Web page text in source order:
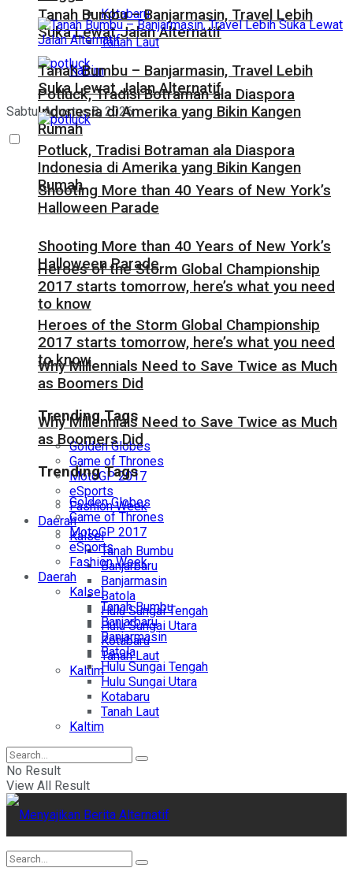
Kotabaru
Tanah Laut
Kaltim
Sabtu, Agustus 8, 2026
Tanah Bumbu – Banjarmasin, Travel Lebih
Suka Lewat Jalan Alternatif
Potluck, Tradisi Botraman ala Diaspora
Indonesia di Amerika yang Bikin Kangen
Rumah
Shooting More than 40 Years of New York’s
Halloween Parade
Heroes of the Storm Global Championship
2017 starts tomorrow, here’s what you need
to know
Why Millennials Need to Save Twice as Much
as Boomers Did
Trending Tags
Golden Globes
Game of Thrones
MotoGP 2017
eSports
Fashion Week
Daerah
Kalsel
Tanah Bumbu
Banjarbaru
Banjarmasin
Batola
Hulu Sungai Tengah
Hulu Sungai Utara
Kotabaru
Tanah Laut
Kaltim
Tanah Bumbu – Banjarmasin, Travel Lebih
Suka Lewat Jalan Alternatif
Potluck, Tradisi Botraman ala Diaspora
Indonesia di Amerika yang Bikin Kangen
Rumah
Shooting More than 40 Years of New York’s
Halloween Parade
Heroes of the Storm Global Championship
2017 starts tomorrow, here’s what you need
to know
Why Millennials Need to Save Twice as Much
as Boomers Did
Trending Tags
Golden Globes
Game of Thrones
MotoGP 2017
eSports
Fashion Week
Daerah
Kalsel
Tanah Bumbu
Banjarbaru
Banjarmasin
Batola
Hulu Sungai Tengah
Hulu Sungai Utara
Kotabaru
Tanah Laut
Kaltim
No Result
View All Result